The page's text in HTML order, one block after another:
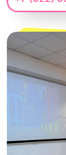
+7 (932) 602-
ТРК «Европолис
ул. Проспект Мира,
с 10-00 до 22-00
Москва
СЕКРЕТНЫЕ
НА